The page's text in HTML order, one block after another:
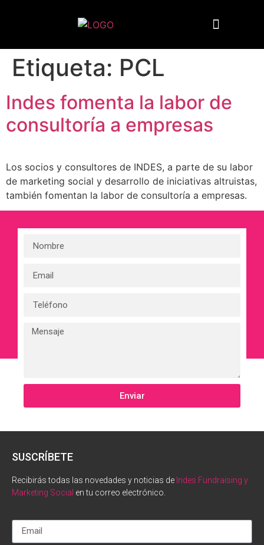
Etiqueta: PCL
Indes fomenta la labor de
consultoría a empresas
Los socios y consultores de INDES, a parte de su labor
de marketing social y desarrollo de iniciativas altruistas,
también fomentan la labor de consultoría a empresas.
Enviar
SUSCRÍBETE
Recibirás todas las novedades y noticias de Indes Fundraising y
Marketing Social en tu correo electrónico.